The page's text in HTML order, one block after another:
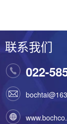
联系我们
022-